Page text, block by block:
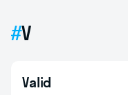
V
Valid